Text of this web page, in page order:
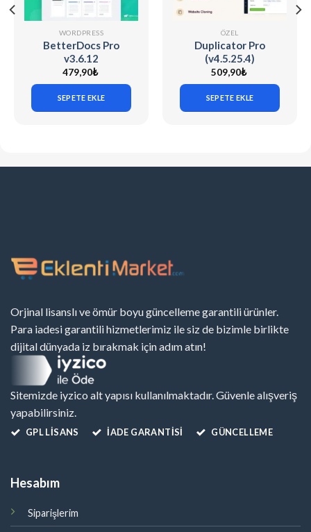
WORDPRESS
BetterDocs Pro
v3.6.12
479,90₺
SEPETE EKLE
ÖZEL
Duplicator Pro
(v4.5.25.4)
WordPress Site
Migration & Backup
509,90₺
SEPETE EKLE
Orjinal lisanslı ve ömür boyu güncelleme garantili ürünler.
Para iadesi garantili hizmetlerimiz ile siz de bizimle birlikte
dijital dünyada iz bırakmak için adım atın!
Sitemizde iyzico alt yapısı kullanılmaktadır. Güvenle alışveriş
yapabilirsiniz.
GPL LISANS İADE GARANTİSİ GÜNCELLEME
Hesabım
Siparişlerim